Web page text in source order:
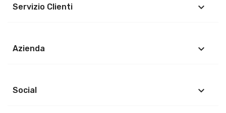
Servizio Clienti keyboard_arrow_down
Azienda keyboard_arrow_down
Social keyboard_arrow_down